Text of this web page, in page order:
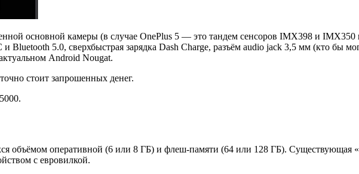
основной камеры (в случае OnePlus 5 — это тандем сенсоров IMX398 и IMX350
5.0, сверхбыстрая зарядка Dash Charge, разъём audio jack 3,5 мм (кто бы
Android Nougat.
стоит запрошенных денег.
объёмом оперативной (6 или 8 ГБ) и флеш-памяти (64 или 128 ГБ). Существующая
с евровилкой.